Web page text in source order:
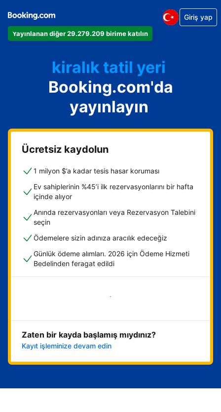
Yayınlanan diğer 29.279.209 birime katılın
Giriş yap
Dairenizi
Otelinizi
kiralık tatil yeri
Konukevinizi
Oda ve kahvaltı tesisinizi
Booking.com'da
yayınlayın
Ücretsiz kaydolun
1 milyon $’a kadar tesis hasar koruması
Ev sahiplerinin %45’i ilk rezervasyonlarını bir hafta
içinde alıyor
Anında rezervasyonları veya Rezervasyon Talebini
seçin
Ödemelere sizin adınıza aracılık edeceğiz
Günlük ödeme alımları. 2026 için Ödeme Hizmeti
Bedelinden feragat edildi
Hemen başla
Zaten bir kayda başlamış mıydınız?
Kayıt işleminize devam edin